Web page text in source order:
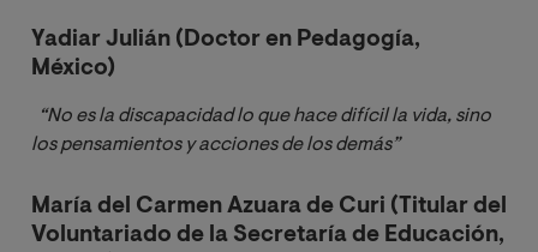
Yadiar Julián (Doctor en Pedagogía,
México)
“No es la discapacidad lo que hace difícil la vida, sino
los pensamientos y acciones de los demás”
María del Carmen Azuara de Curi (Titular del
Voluntariado de la Secretaría de Educación,